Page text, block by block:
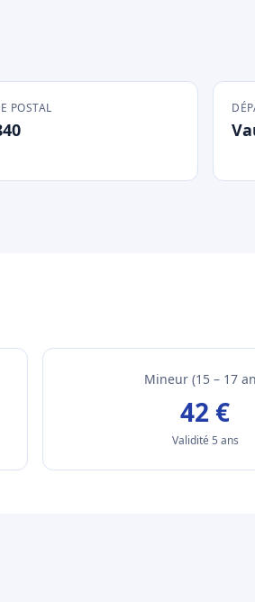
POSTAL
Mineur (15 – 17
42 €
Validité 5 ans